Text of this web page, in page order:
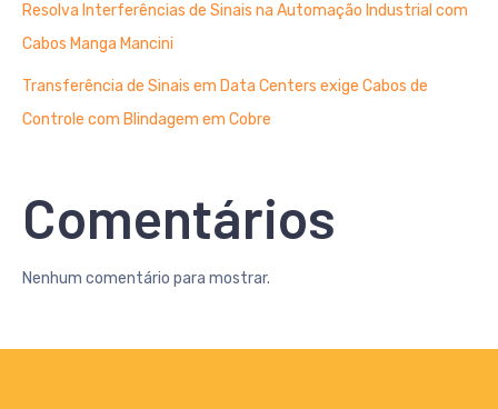
Resolva Interferências de Sinais na Automação Industrial com
Cabos Manga Mancini
Transferência de Sinais em Data Centers exige Cabos de
Controle com Blindagem em Cobre
Comentários
Nenhum comentário para mostrar.